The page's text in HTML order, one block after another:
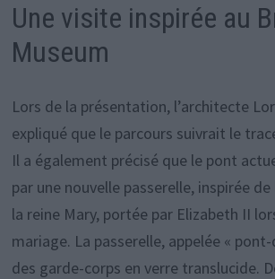
Une visite inspirée au
Museum
Lors de la présentation, l’architecte
expliqué que le parcours suivrait le
Il a également précisé que le pont
par une nouvelle passerelle, inspirée
la reine Mary, portée par Elizabeth II
mariage. La passerelle, appelée «
des garde-corps en verre translucide.